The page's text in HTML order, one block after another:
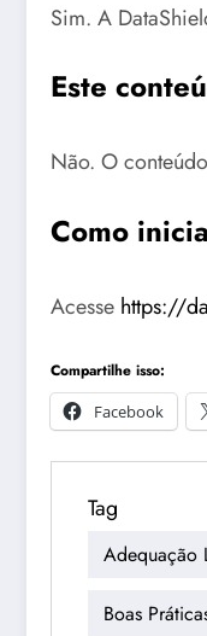
Sim. A
Este
Não. O
Como
Acesse https://
Compartilhe isso:
Facebook
Tag
Adequação
Boas